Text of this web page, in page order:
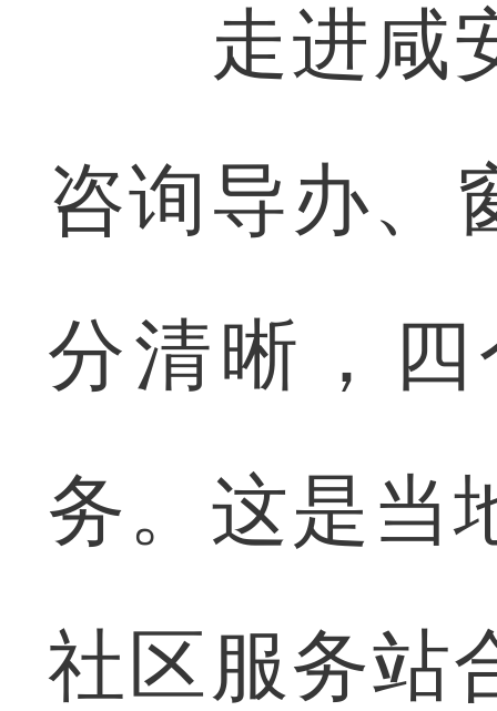
走进咸安
咨询导办、
分清晰，
务。这是当
社区服务站